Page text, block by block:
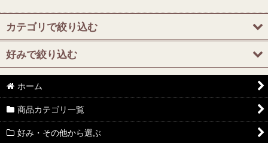
カテゴリで絞り込む
国産たばこ
外国たばこ
スーパースリム
スーパースリムメンソール
好みで絞り込む
カプセル入り
ノーマルたばこ
フレーバーたばこ
ホーム
商品カテゴリ一覧
好み・その他から選ぶ